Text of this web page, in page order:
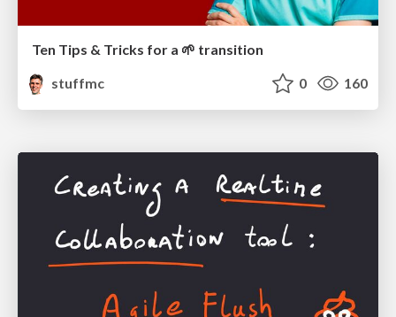
Ten Tips & Tricks for a 🌱 transition
stuffmc
0 160